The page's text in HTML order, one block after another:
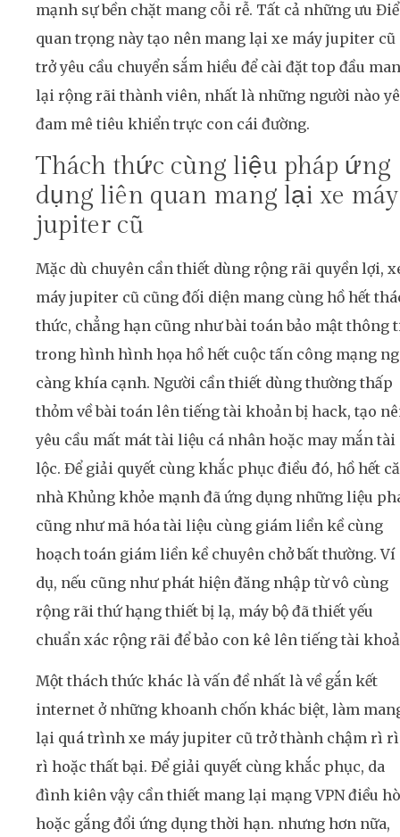
mạnh sự bền chặt mang cỗi rễ. Tất cả những ưu
quan trọng này tạo nên mang lại xe máy jupiter cũ
trở yêu cầu chuyển sắm hiều để cài đặt top đầu
lại rộng rãi thành viên, nhất là những người nào
đam mê tiêu khiển trực con cái đường.
Thách thức cùng liệu pháp ứng
dụng liên quan mang lại xe máy
jupiter cũ
Mặc dù chuyên cần thiết dùng rộng rãi quyền lợi,
máy jupiter cũ cũng đối diện mang cùng hồ hết
thức, chẳng hạn cũng như bài toán bảo mật thông
trong hình hình họa hồ hết cuộc tấn công mạng
càng khía cạnh. Người cần thiết dùng thường thấp
thỏm về bài toán lên tiếng tài khoản bị hack, tạo
yêu cầu mất mát tài liệu cá nhân hoặc may mắn tài
lộc. Để giải quyết cùng khắc phục điều đó, hồ hết
nhà Khủng khỏe mạnh đã ứng dụng những liệu
cũng như mã hóa tài liệu cùng giám liền kề cùng
hoạch toán giám liền kề chuyên chở bất thường. Ví
dụ, nếu cũng như phát hiện đăng nhập từ vô cùng
rộng rãi thứ hạng thiết bị lạ, máy bộ đã thiết yếu
chuẩn xác rộng rãi để bảo con kê lên tiếng tài
Một thách thức khác là vấn đề nhất là về gắn kết
internet ở những khoanh chốn khác biệt, làm
lại quá trình xe máy jupiter cũ trở thành chậm rì
rì hoặc thất bại. Để giải quyết cùng khắc phục, da
đình kiên vậy cần thiết mang lại mạng VPN điều
hoặc gắng đổi ứng dụng thời hạn. nhưng hơn nữa,